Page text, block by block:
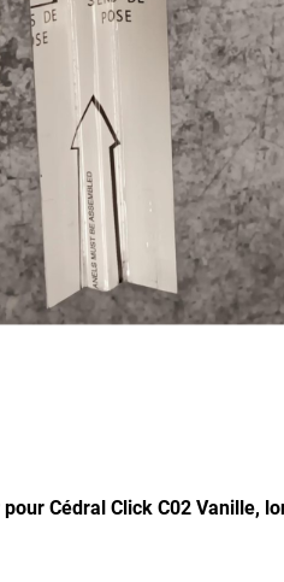
Cédral Click C02 Vanille,